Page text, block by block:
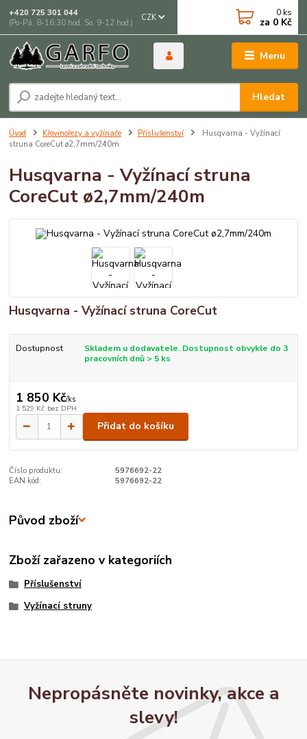
Menu
CZK
Hledat
+420 725 301 044
(Po-Pá, 8-16:30 hod. So, 9-12 hod.)
0 ks
za 0 Kč
Úvod Křovinořezy a vyžínače Příslušenství
Husqvarna - Vyžínací
struna CoreCut ø2,7mm/240m
Husqvarna - Vyžínací struna
CoreCut ø2,7mm/240m
Husqvarna - Vyžínací struna CoreCut
Dostupnost
Skladem u dodavatele. Dostupnost obvykle do 3
pracovních dnů > 5 ks
1 850 Kč/ks
1 529 Kč bez DPH
Přidat do košíku
Číslo produktu:
5976692-22
EAN kód:
5976692-22
Původ zboží
Zboží zařazeno v kategoriích
Příslušenství
Vyžínací struny
Nepropásněte novinky, akce a
slevy!